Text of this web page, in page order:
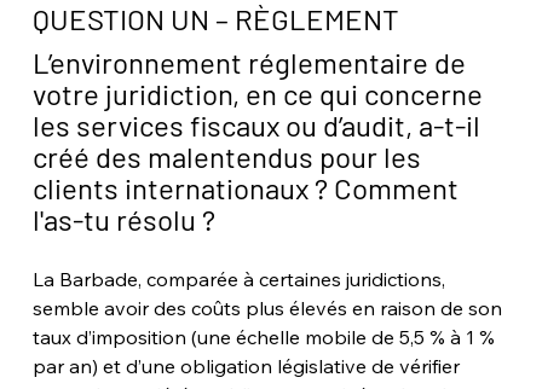
QUESTION UN – RÈGLEMENT
L’environnement réglementaire de
votre juridiction, en ce qui concerne
les services fiscaux ou d’audit, a-t-il
créé des malentendus pour les
clients internationaux ? Comment
l'as-tu résolu ?
La Barbade, comparée à certaines juridictions,
semble avoir des coûts plus élevés en raison de son
taux d’imposition (une échelle mobile de 5,5 % à 1 %
par an) et d’une obligation législative de vérifier